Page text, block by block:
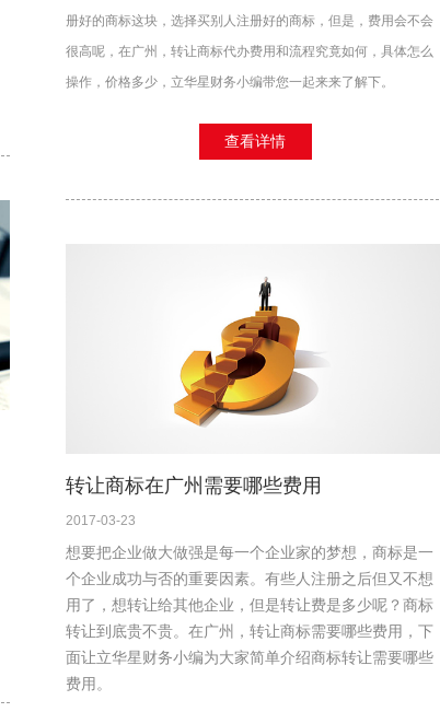
册好的商标这块，选择买别人注册好的商标，但是，费用会不会
很高呢，在广州，转让商标代办费用和流程究竟如何，具体怎么
操作，价格多少，立华星财务小编带您一起来来了解下。
查看详情
转让商标在广州需要哪些费用
2017-03-23
想要把企业做大做强是每一个企业家的梦想，商标是一
个企业成功与否的重要因素。有些人注册之后但又不想
用了，想转让给其他企业，但是转让费是多少呢？商标
转让到底贵不贵。在广州，转让商标需要哪些费用，下
面让立华星财务小编为大家简单介绍商标转让需要哪些
费用。